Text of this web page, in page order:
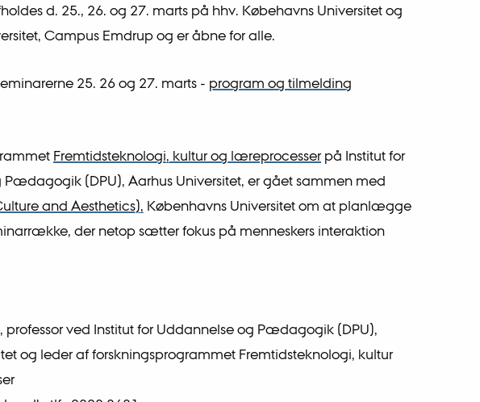
d. 25., 26. og 27. marts på hhv. Købehavns Universitet og
Campus Emdrup og er åbne for alle.
25. 26 og 27. marts - program og tilmelding
Fremtidsteknologi, kultur og læreprocesserpå Institut for
Pædagogik (DPU), Aarhus Universitet, er gået sammen med
and Aesthetics), Københavns Universitet om at planlægge
der netop sætter fokus på menneskers interaktion
professor ved Institut for Uddannelse og Pædagogik (DPU),
og leder af forskningsprogrammet Fremtidsteknologi, kultur